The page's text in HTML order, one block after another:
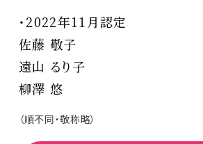
・2022年11月認定
佐藤 敬子
遠山 るり子
柳澤 悠
（順不同・敬称略）